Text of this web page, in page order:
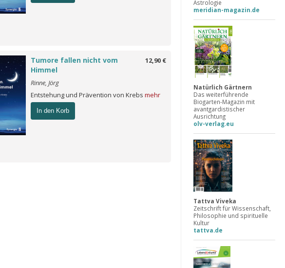
12,90 €
Tumore fallen nicht vom
Himmel
Rinne, Jörg
Entstehung und Prävention von Krebs mehr
In den Korb
Astrologie
meridian-magazin.de
Natürlich Gärtnern
Das weiterführende
Biogarten-Magazin mit
avantgardistischer
Ausrichtung
olv-verlag.eu
Tattva Viveka
Zeitschrift für Wissenschaft,
Philosophie und spirituelle
Kultur
tattva.de